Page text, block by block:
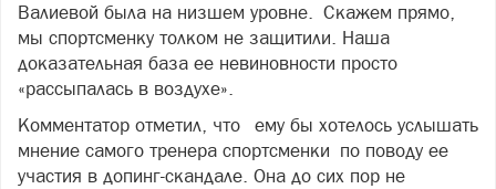
Валиевой была на низшем уровне. Скажем прямо,
мы спортсменку толком не защитили. Наша
доказательная база ее невиновности просто
«рассыпалась в воздухе».
Комментатор отметил, что ему бы хотелось услышать
мнение самого тренера спортсменки по поводу ее
участия в допинг-скандале. Она до сих пор не